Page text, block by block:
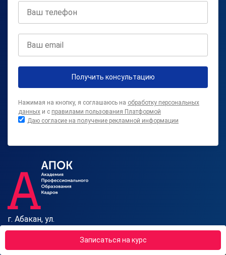
Записаться на курс
Получить консультацию
Нажимая на кнопку, я соглашаюсь на обработку персональных
данных и с правилами пользования Платформой
Даю согласие на получение рекламной информации
г. Абакан, ул.
Кошурникова, 3, 655011